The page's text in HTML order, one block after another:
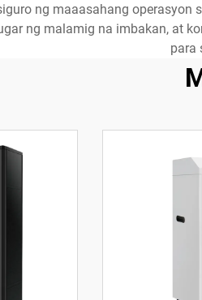
ng maaasahang
ng malamig na imbakan, at
para